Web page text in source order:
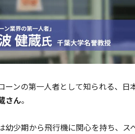
ーンの第一人者として知られる、
さん。
幼少期から飛行機に関心を持ち、